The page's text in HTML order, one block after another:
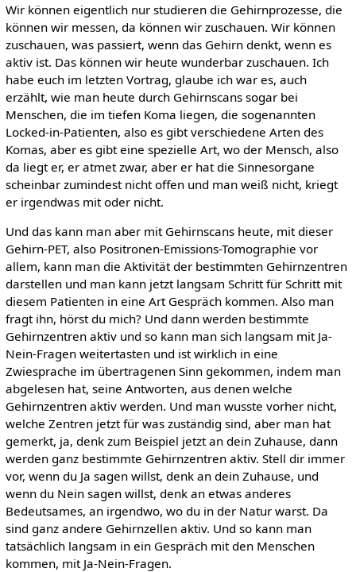
Wir können eigentlich nur studieren die Gehirnprozesse, die
können wir messen, da können wir zuschauen. Wir können
zuschauen, was passiert, wenn das Gehirn denkt, wenn es
aktiv ist. Das können wir heute wunderbar zuschauen. Ich
habe euch im letzten Vortrag, glaube ich war es, auch
erzählt, wie man heute durch Gehirnscans sogar bei
Menschen, die im tiefen Koma liegen, die sogenannten
Locked-in-Patienten, also es gibt verschiedene Arten des
Komas, aber es gibt eine spezielle Art, wo der Mensch, also
da liegt er, er atmet zwar, aber er hat die Sinnesorgane
scheinbar zumindest nicht offen und man weiß nicht, kriegt
er irgendwas mit oder nicht.
Und das kann man aber mit Gehirnscans heute, mit dieser
Gehirn-PET, also Positronen-Emissions-Tomographie vor
allem, kann man die Aktivität der bestimmten Gehirnzentren
darstellen und man kann jetzt langsam Schritt für Schritt mit
diesem Patienten in eine Art Gespräch kommen. Also man
fragt ihn, hörst du mich? Und dann werden bestimmte
Gehirnzentren aktiv und so kann man sich langsam mit Ja-
Nein-Fragen weitertasten und ist wirklich in eine
Zwiesprache im übertragenen Sinn gekommen, indem man
abgelesen hat, seine Antworten, aus denen welche
Gehirnzentren aktiv werden. Und man wusste vorher nicht,
welche Zentren jetzt für was zuständig sind, aber man hat
gemerkt, ja, denk zum Beispiel jetzt an dein Zuhause, dann
werden ganz bestimmte Gehirnzentren aktiv. Stell dir immer
vor, wenn du Ja sagen willst, denk an dein Zuhause, und
wenn du Nein sagen willst, denk an etwas anderes
Bedeutsames, an irgendwo, wo du in der Natur warst. Da
sind ganz andere Gehirnzellen aktiv. Und so kann man
tatsächlich langsam in ein Gespräch mit den Menschen
kommen, mit Ja-Nein-Fragen.